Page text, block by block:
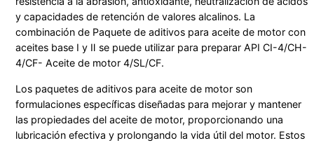
y capacidades de retención de valores alcalinos. La
combinación de Paquete de aditivos para aceite de motor con
aceites base Ⅰ y Ⅱ se puede utilizar para preparar API CI-4/CH-
4/CF- Aceite de motor 4/SL/CF.
Los paquetes de aditivos para aceite de motor son
formulaciones específicas diseñadas para mejorar y mantener
las propiedades del aceite de motor, proporcionando una
lubricación efectiva y prolongando la vida útil del motor. Estos